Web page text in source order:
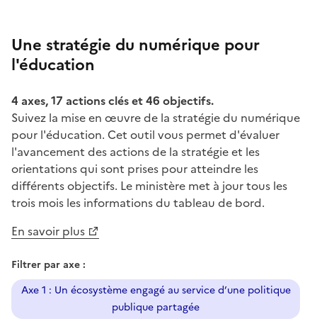
Une stratégie du numérique pour
l'éducation
4 axes, 17 actions clés et 46 objectifs.
Suivez la mise en œuvre de la stratégie du numérique
pour l'éducation. Cet outil vous permet d'évaluer
l'avancement des actions de la stratégie et les
orientations qui sont prises pour atteindre les
différents objectifs. Le ministère met à jour tous les
trois mois les informations du tableau de bord.
En savoir plus
Filtrer par axe :
Axe 1 : Un écosystème engagé au service d’une politique
publique partagée